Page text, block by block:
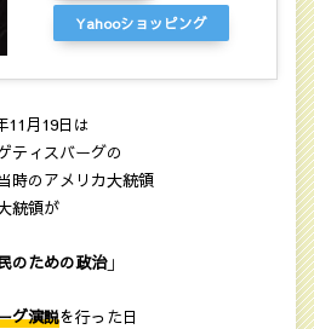
Yahooショッピング
11月19日は
ティスバーグの
時のアメリカ大統領
統領が
のための政治」
グ演説を行った日